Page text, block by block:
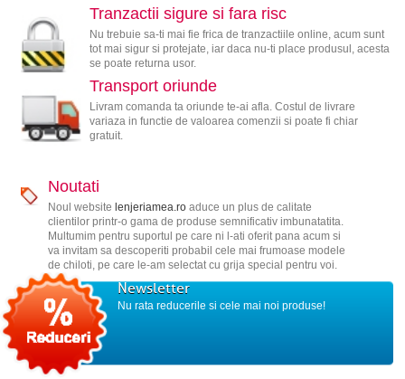
Tranzactii sigure si fara risc
Nu trebuie sa-ti mai fie frica de tranzactiile online, acum sunt
tot mai sigur si protejate, iar daca nu-ti place produsul, acesta
se poate returna usor.
Transport oriunde
Livram comanda ta oriunde te-ai afla. Costul de livrare
variaza in functie de valoarea comenzii si poate fi chiar
gratuit.
Noutati
Noul website lenjeriamea.roaduce un plus de calitate
clientilor printr-o gama de produse semnificativ imbunatatita.
Multumim pentru suportul pe care ni l-ati oferit pana acum si
va invitam sa descoperiti probabil cele mai frumoase modele
de chiloti, pe care le-am selectat cu grija special pentru voi.
Newsletter
Nu rata reducerile si cele mai noi produse!